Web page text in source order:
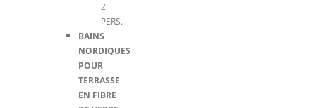
2
PERS.
BAINS
NORDIQUES
POUR
TERRASSE
EN FIBRE